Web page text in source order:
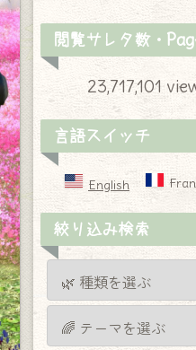
閲覧サレタ数・
23,717,101
言語スイッチ
English
絞り込み検索